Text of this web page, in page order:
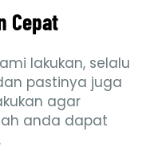
Cepat
lakukan, selalu
pastinya juga
agar
anda dapat